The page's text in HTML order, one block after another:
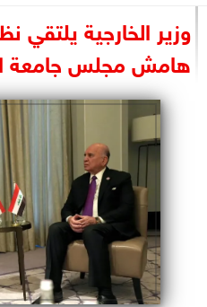
الرئاسة
البرلمان
الوزارات
الأحزاب
وزير الخارجية يلتقي
هامش مجلس جامعة